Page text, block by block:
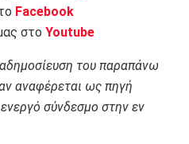
Facebook
στο Youtube
του παραπάνω
αναφέρεται ως πηγή
σύνδεσμο στην εν